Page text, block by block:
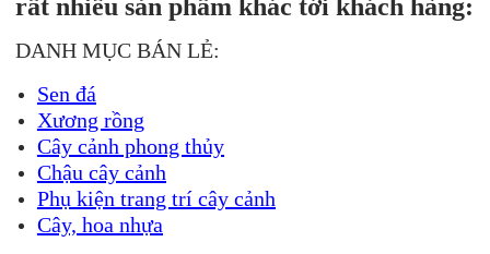
rất nhiều sản phẩm khác tới khách hàng:
DANH MỤC BÁN LẺ:
Sen đá
Xương rồng
Cây cảnh phong thủy
Chậu cây cảnh
Phụ kiện trang trí cây cảnh
Cây, hoa nhựa